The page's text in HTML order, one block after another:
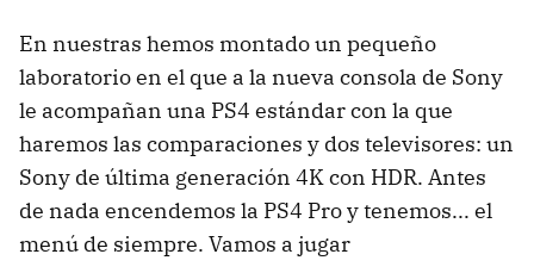
En nuestras hemos montado un pequeño
laboratorio en el que a la nueva consola de Sony
le acompañan una PS4 estándar con la que
haremos las comparaciones y dos televisores: un
Sony de última generación 4K con HDR. Antes
de nada encendemos la PS4 Pro y tenemos... el
menú de siempre. Vamos a jugar